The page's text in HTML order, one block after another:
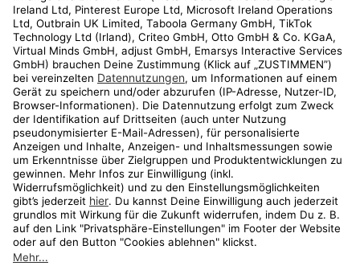
Kundenservice
Shop
Aktionen
Travel